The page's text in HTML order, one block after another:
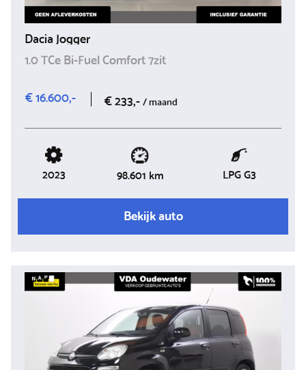
Dacia Jogger
1.0 TCe Bi-Fuel Comfort 7zit
€ 16.600,-
€ 233,-/ maand
2023 98.601 km LPG G3
Bekijk auto